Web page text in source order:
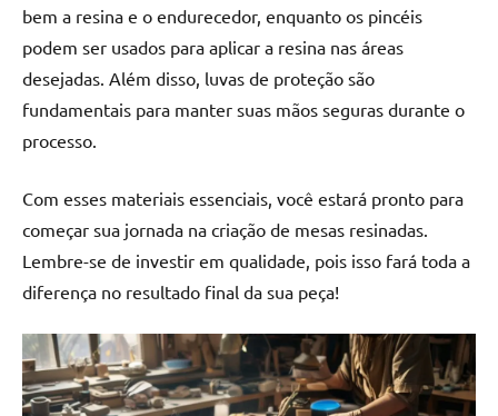
bem a resina e o endurecedor, enquanto os pincéis
podem ser usados para aplicar a resina nas áreas
desejadas. Além disso, luvas de proteção são
fundamentais para manter suas mãos seguras durante o
processo.
Com esses materiais essenciais, você estará pronto para
começar sua jornada na criação de mesas resinadas.
Lembre-se de investir em qualidade, pois isso fará toda a
diferença no resultado final da sua peça!